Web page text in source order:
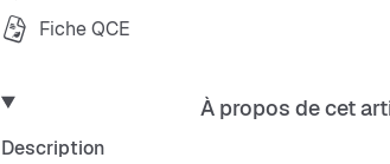
Fiche QCE
À propos de cet
Description